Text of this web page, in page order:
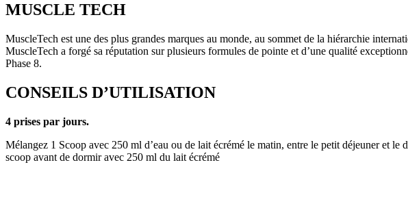
MUSCLE TECH
MuscleTech est une des plus grandes marques au monde, au sommet de la hiérarchie
MuscleTech a forgé sa réputation sur plusieurs formules de pointe et d’une qualité
Phase 8.
CONSEILS D’UTILISATION
4 prises par jours.
Mélangez 1 Scoop avec 250 ml d’eau ou de lait écrémé le matin, entre le petit déjeuner et le
scoop avant de dormir avec 250 ml du lait écrémé